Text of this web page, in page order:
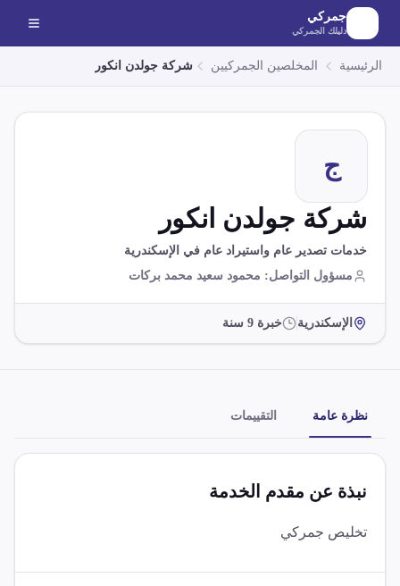
الانتقال إلى المحتوى الرئيسي
جمركي
دليلك الجمركي
الرئيسية المخلصين الجمركيين شركة جولدن انكور
ج
شركة جولدن انكور
خدمات تصدير عام واستيراد عام في الإسكندرية
مسؤول التواصل: محمود سعيد محمد بركات
الإسكندرية خبرة 9 سنة
نظرة عامة التقييمات
نبذة عن مقدم الخدمة
تخليص جمركي